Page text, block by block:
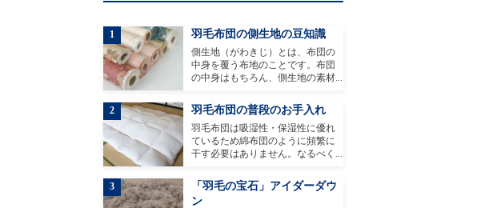
1 羽毛布団の側生地の豆知識
側生地（がわきじ）とは、布団の
中身を覆う布地のことです。布団
の中身はもちろん、側生地の素材...
2 羽毛布団の普段のお手入れ
羽毛布団は吸湿性・保湿性に優れ
ているため綿布団のように頻繁に
干す必要はありません。なるべく...
3
「羽毛の宝石」アイダーダウ
ン